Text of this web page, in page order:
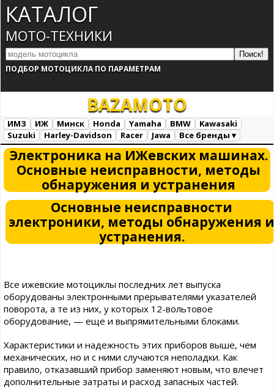
КАТАЛОГ
МОТО-ТЕХНИКИ
ПОДБОР МОТОЦИКЛА ПО ПАРАМЕТРАМ
BAZAMOTO
ИМЗ ИЖ Минск Honda Yamaha BMW
Kawasaki
Suzuki
Harley-Davidson Racer Jawa
Все бренды ▾
Все марки
Загрузка...
Электроника на ИЖевских машинах.
Основные неисправности, методы
обнаружения и устранения
Основные неисправности
электроники, методы обнаружения и
устранения.
Все ижевские мотоциклы последних лет выпуска
оборудованы электронными прерывателями указателей
поворота, а те из них, у которых 12-вольтовое
оборудование, — еще и выпрямительными блоками.
Характеристики и надежность этих приборов выше, чем
механических, но и с ними случаются неполадки. Как
правило, отказавший прибор заменяют новым, что влечет
дополнительные затраты и расход запасных частей.